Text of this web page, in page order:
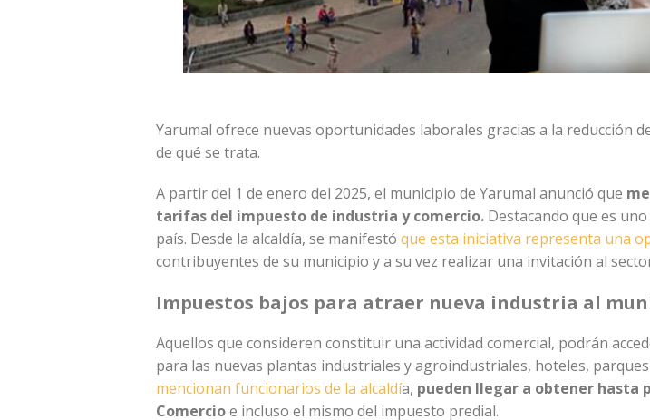
Yarumal ofrece nuevas oportunidades laborales gracias a la reducción
de qué se trata.
A partir del 1 de enero del 2025, el municipio de Yarumal anunció que
tarifas del impuesto de industria y comercio. Destacando que es
país. Desde la alcaldía, se manifestó que esta iniciativa representa una
contribuyentes de su municipio y a su vez realizar una invitación al
Impuestos bajos para atraer nueva industria al
Aquellos que consideren constituir una actividad comercial, podrán
para las nuevas plantas industriales y agroindustriales, hoteles,
mencionan funcionarios de la alcaldía, pueden llegar a obtener hasta
Comercioe incluso el mismo del impuesto predial.